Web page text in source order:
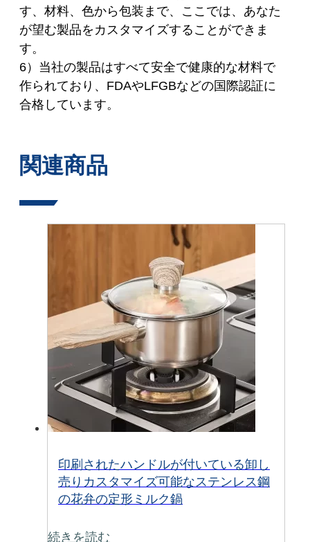
す、材料、色から包装まで、ここでは、あなた
が望む製品をカスタマイズすることができま
す。
6）当社の製品はすべて安全で健康的な材料で
作られており、FDAやLFGBなどの国際認証に
合格しています。
関連商品
印刷されたハンドルが付いている卸し
売りカスタマイズ可能なステンレス鋼
の花弁の定形ミルク鍋
続きを読む